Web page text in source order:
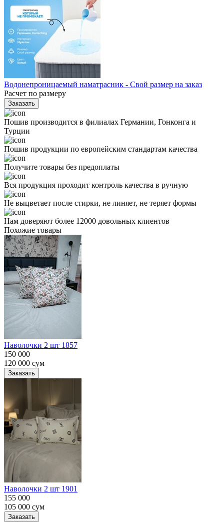
Водонепроницаемый наматрасник - Свой размер на заказ
Расчет по размеру
Заказать
Пошив производится в филиалах Германии, Гонконга и
Турции
Пошив продукции по европейским стандартам качества
Получите товары без предоплаты
Вся продукция проходит контроль качества в ручную
Не выцветает после стирки, не линяет, не теряет формы
Нам доверяют более 12000 довольных клиентов
Похожие товары
Наволочки 2 шт 1857
150 000
120 000 сум
Заказать
Наволочки 2 шт 1901
155 000
105 000 сум
Заказать